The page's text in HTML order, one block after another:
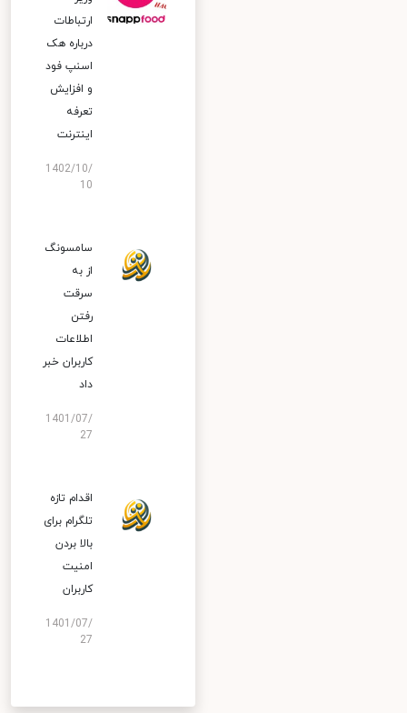
ارتباطات
درباره هک
اسنپ‌ فود
و افزایش
تعرفه
اینترنت
1402/10/
10
سامسونگ
از به
سرقت
رفتن
اطلاعات
کاربران خبر
داد
1401/07/
27
اقدام تازه
تلگرام برای
بالا بردن
امنیت
کاربران
1401/07/
27